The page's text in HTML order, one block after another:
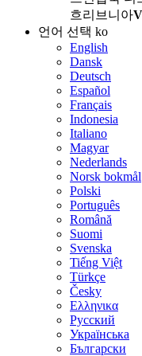
흐리브니아
언어 선택 ko
English
Dansk
Deutsch
Español
Français
Indonesia
Italiano
Magyar
Nederlands
Norsk bokmål
Polski
Português
Română
Suomi
Svenska
Tiếng Việt
Türkçe
Česky
Ελληνικα
Русский
Українська
Български